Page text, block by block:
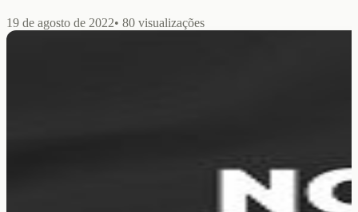
19 de agosto de 2022• 80 visualizações